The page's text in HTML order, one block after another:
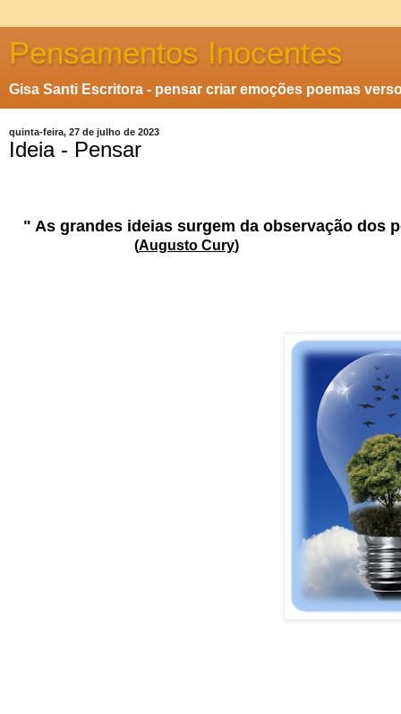
Pensamentos Inocentes
Gisa Santi Escritora - pensar criar emoções poemas
quinta-feira, 27 de julho de 2023
Ideia - Pensar
" As grandes ideias surgem da observação dos
(Augusto Cury)